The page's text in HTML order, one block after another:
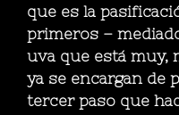
que es la
primeros –
uva que está muy,
ya se encargan de
tercer paso que